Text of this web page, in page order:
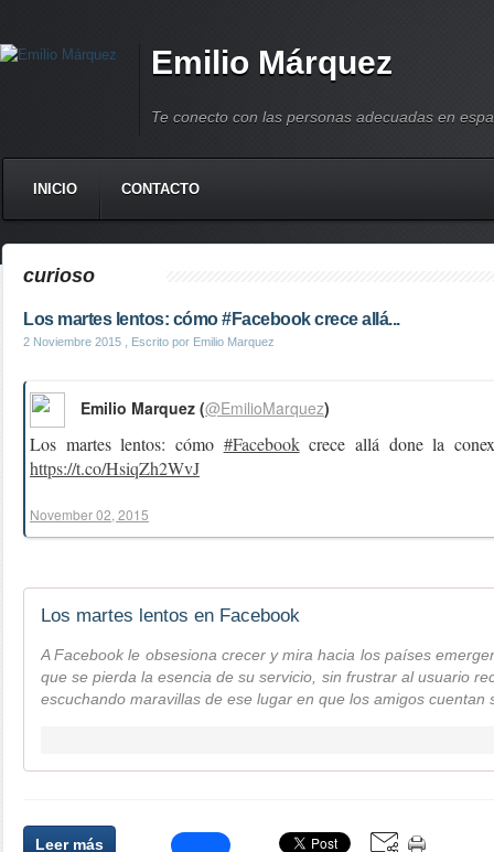
Emilio Márquez
Te conecto con las personas adecuadas en
INICIO CONTACTO
curioso
Los martes lentos: cómo #Facebook crece allá...
2 Noviembre 2015 , Escrito por Emilio Marquez
Los martes lentos: cómo #Facebookcrece allá done la
https://t.co/HsiqZh2WvJ
Emilio Marquez (@EmilioMarquez)
November 02, 2015
Los martes lentos en Facebook
A Facebook le obsesiona crecer y mira hacia los países
que se pierda la esencia de su servicio, sin frustrar al usuario
escuchando maravillas de ese lugar en que los amigos cuentan
Leer más